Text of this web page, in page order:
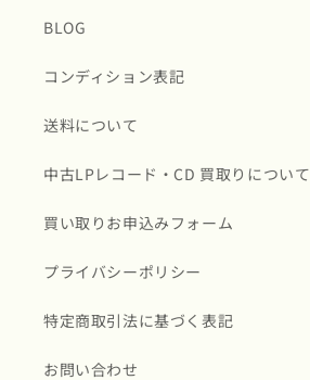
BLOG
コンディション表記
送料について
中古LPレコード・CD 買取りについて
買い取りお申込みフォーム
プライバシーポリシー
特定商取引法に基づく表記
お問い合わせ